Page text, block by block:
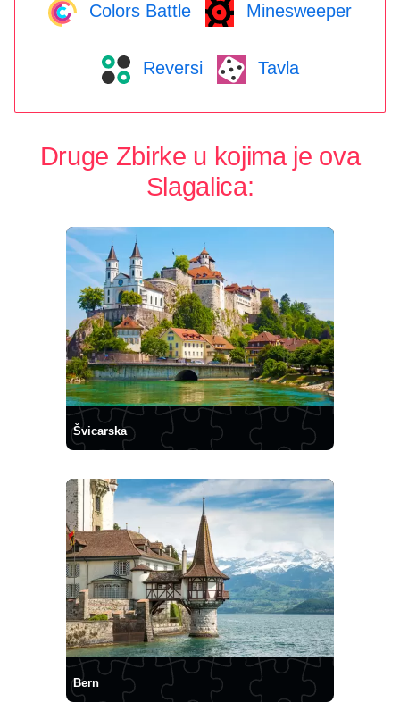
Colors Battle Minesweeper
Reversi Tavla
Druge Zbirke u kojima je ova
Slagalica:
Švicarska
Bern